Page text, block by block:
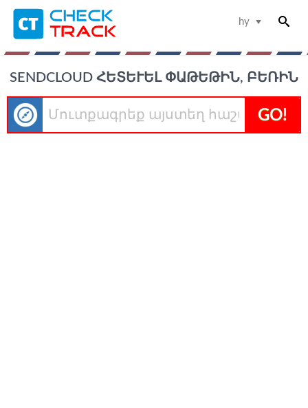
hy
SENDCLOUD ՀԵՏԵՒԵԼ ՓԱԹԵԹԻՆ, ԲԵՌԻՆ
GO!